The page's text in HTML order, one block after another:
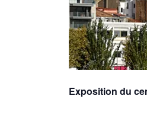
Exposition du